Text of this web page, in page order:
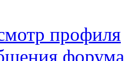
профиля
форума